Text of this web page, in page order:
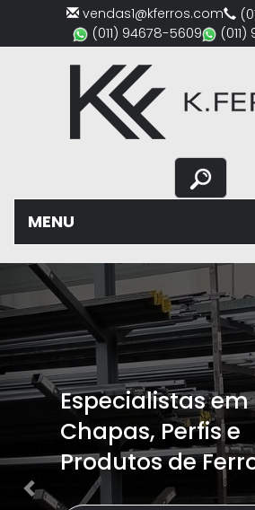
vendas1@kferros.com
(011) 94678-5609
MENU
Especialistas em
Chapas, Perfis e
Produtos de
Previous